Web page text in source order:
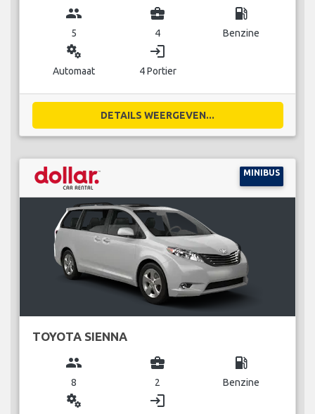
group
5
business_center
4
local_gas_station
Benzine
miscellaneous_services
Automaat
login
4 Portier
DETAILS WEERGEVEN...
MINIBUS
TOYOTA SIENNA
group
8
business_center
2
local_gas_station
Benzine
miscellaneous_services login